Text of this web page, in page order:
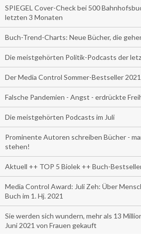
SPIEGEL Cover-Check bei 500
letzten 3 Monaten
Buch-Trend-Charts: Neue Bücher, die
Die meistgehörten Politik-Podcasts der
Der Media Control Sommer-Bestseller 2021
Falsche Pandemien - Angst - erdrückte
Die meistgehörten Podcasts im Juli
Prominente Autoren schreiben Bücher -
stehen!
Aktuell ++ TOP 5 Biolek ++ Buch-
Media Control Award: Juli Zeh: Über
Buch im 1. Hj. 2021
Sie werden sich wundern, mehr als 13
Juni 2021 von Frauen gekauft